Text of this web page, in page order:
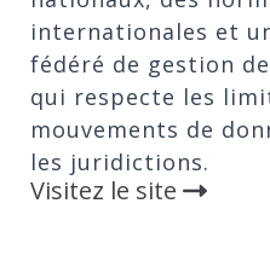
internationales et
fédéré de gestion
qui respecte les
mouvements de
les juridictions.
Visitez le site